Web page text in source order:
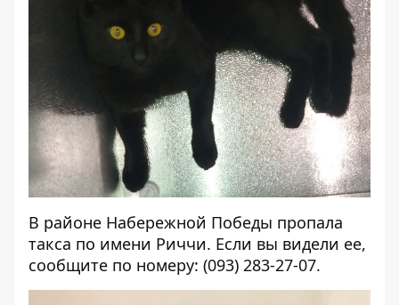
В районе Набережной Победы пропала
такса по имени Риччи. Если вы видели ее,
сообщите по номеру: (093) 283-27-07.